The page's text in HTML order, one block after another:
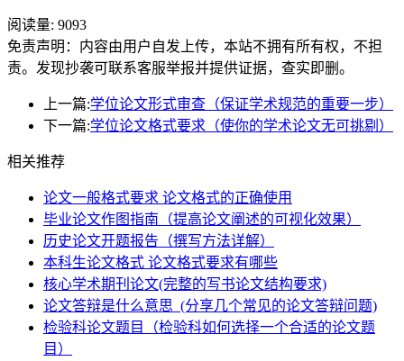
阅读量: 9093
免责声明：内容由用户自发上传，本站不拥有所有权，不担
责。发现抄袭可联系客服举报并提供证据，查实即删。
上一篇:学位论文形式审查（保证学术规范的重要一步）
下一篇:学位论文格式要求（使你的学术论文无可挑剔）
相关推荐
论文一般格式要求 论文格式的正确使用
毕业论文作图指南（提高论文阐述的可视化效果）
历史论文开题报告（撰写方法详解）
本科生论文格式 论文格式要求有哪些
核心学术期刊论文(完整的写书论文结构要求)
论文答辩是什么意思_(分享几个常见的论文答辩问题)
检验科论文题目（检验科如何选择一个合适的论文题
目）